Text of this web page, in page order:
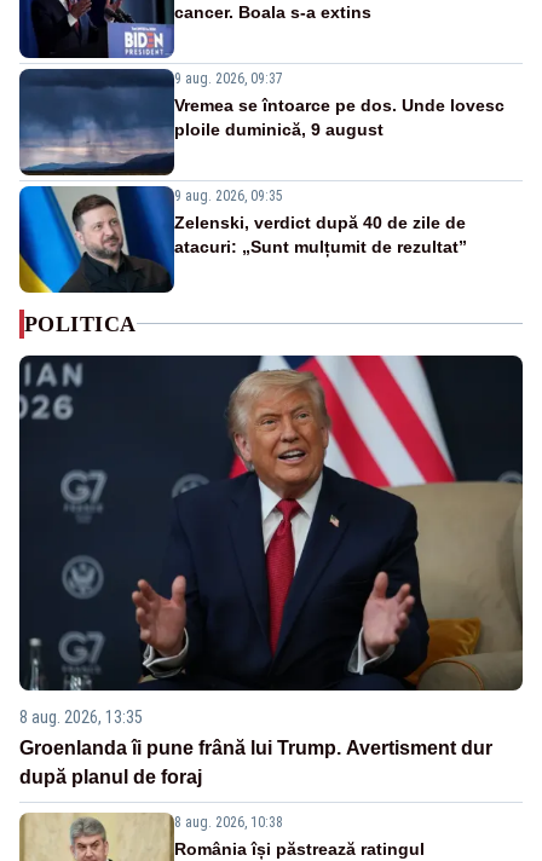
cancer. Boala s-a extins
9 aug. 2026, 09:37
Vremea se întoarce pe dos. Unde lovesc
ploile duminică, 9 august
9 aug. 2026, 09:35
Zelenski, verdict după 40 de zile de
atacuri: „Sunt mulțumit de rezultat”
POLITICA
8 aug. 2026, 13:35
Groenlanda îi pune frână lui Trump. Avertisment dur
după planul de foraj
8 aug. 2026, 10:38
România își păstrează ratingul